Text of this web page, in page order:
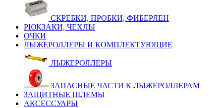
СКРЕБКИ, ПРОБКИ, ФИБЕРЛЕН
РЮКЗАКИ, ЧЕХЛЫ
ОЧКИ
ЛЫЖЕРОЛЛЕРЫ И КОМПЛЕКТУЮЩИЕ
ЛЫЖЕРОЛЛЕРЫ
ЗАПАСНЫЕ ЧАСТИ К ЛЫЖЕРОЛЛЕРАМ
ЗАЩИТНЫЕ ШЛЕМЫ
АКСЕССУАРЫ